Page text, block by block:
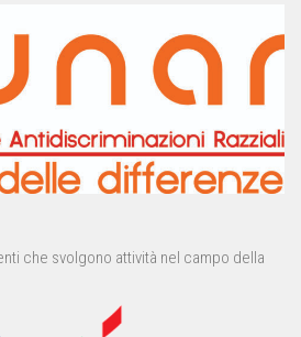
che svolgono attività nel campo della